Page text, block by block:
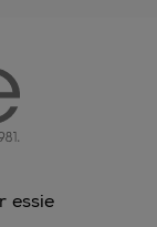
essie